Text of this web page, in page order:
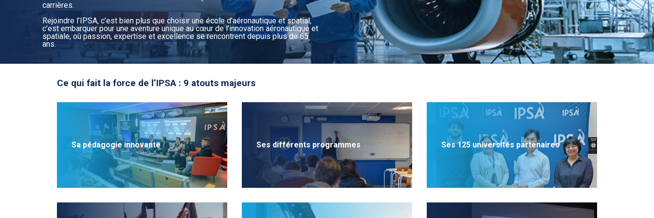
télécommunications
Systèmes aéronautiques
autonomes
Cyber, data, intelligence artificielle
Management de projets industriels
Management de la logistique
MBA Ingénieur d’affaires en
aéronautique et spatial
Admissions
carrières.
Rejoindre l’IPSA, c’est bien plus que choisir une école d’aéronautique et spatial,
c’est embarquer pour une aventure unique au cœur de l’innovation aéronautique et
spatiale, où passion, expertise et excellence se rencontrent depuis plus de 65
ans.
Ce qui fait la force de l’IPSA : 9 atouts majeurs
Sa pédagogie innovante Ses différents programmes Ses 125 universités partenaires